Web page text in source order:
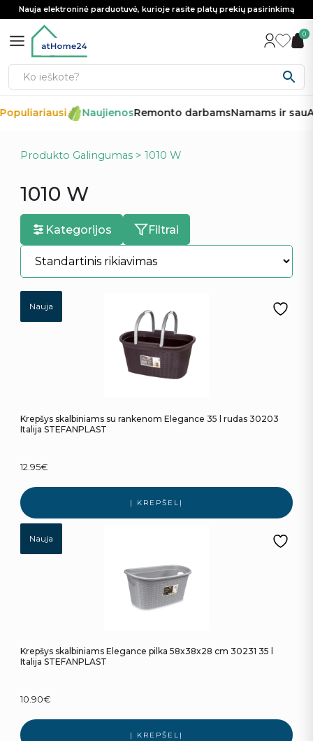
Nauja elektroninė parduotuvė, kurioje rasite platų prekių pasirinkimą
0
NaujienosRemonto darbamsNamams ir sau
Produkto Galingumas > 1010 W
1010 W
Kategorijos Filtrai
Nauja
Krepšys skalbiniams su rankenom Elegance 35 l rudas 30203
Italija STEFANPLAST
12.95€
Į KREPŠELĮ
Nauja
Krepšys skalbiniams Elegance pilka 58x38x28 cm 30231 35 l
Italija STEFANPLAST
10.90€
Į KREPŠELĮ